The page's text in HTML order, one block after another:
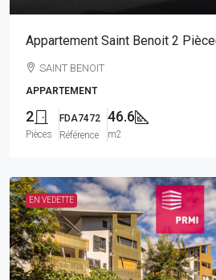
Appartement Saint Benoit 2
SAINT BENOIT
APPARTEMENT
2
Pièces
FDA7472
Référence
46.6
m2
EN VEDETTE